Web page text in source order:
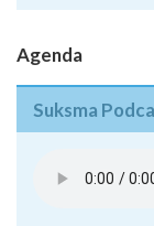
Agenda
Suksma